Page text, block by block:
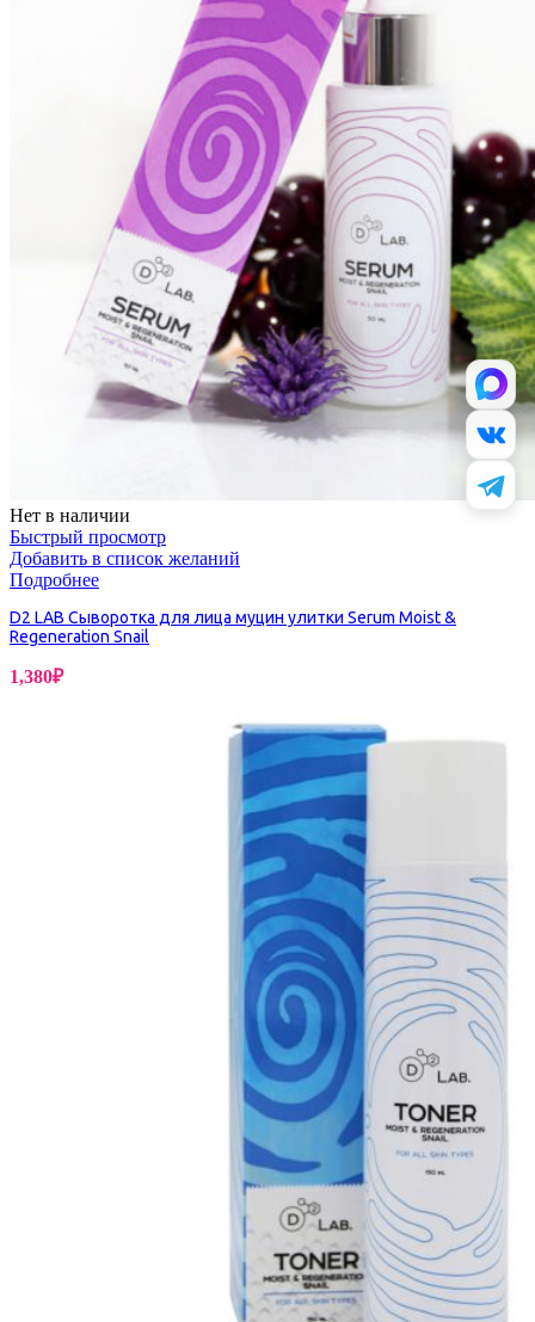
Нет в наличии
Быстрый просмотр
Добавить в список желаний
Подробнее
D2 LAB Сыворотка для лица муцин улитки Serum Moist &
Regeneration Snail
1,380₽